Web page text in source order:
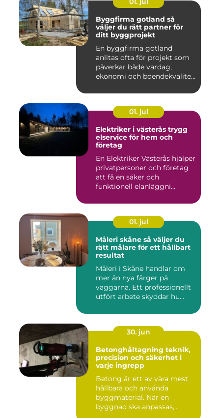
Byggfirma gotland så
väljer du rätt partner för
ditt byggprojekt
En byggfirma gotland
anlitas ofta för projekt som
påverkar både vardag,
ekonomi och boendekvalitet
01. jul
Elektriker i västerås trygg
elservice för hem och
företag
En Elektriker Västerås hjälper
privatpersoner och företag
att få en säker och
funktionell elanläggni...
01. jul
Måleri skåne så väljer du
rätt målare för ett hållbart
resultat
Måleri i Skåne handlar om
mer än nya färger på
väggarna. Ett professionellt
utfört arbete skyddar hu...
30. jun
Betonghåltagning teknik,
precision och säkerhet i
varje ingrepp
Betong är ett av våra mest
hållbara och använda
byggmaterial. När en
byggnad ska anpassas,